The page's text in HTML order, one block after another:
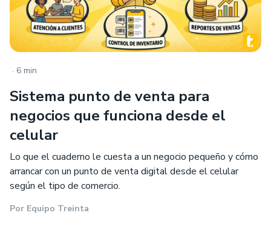
. 6 min
Sistema punto de venta para
negocios que funciona desde el
celular
Lo que el cuaderno le cuesta a un negocio pequeño y cómo
arrancar con un punto de venta digital desde el celular
según el tipo de comercio.
Por Equipo Treinta